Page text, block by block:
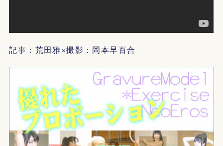
記事：荒田雅×撮影：岡本早百合